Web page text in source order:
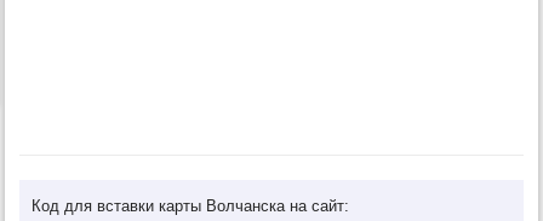
Код для вставки карты Волчанска на сайт: